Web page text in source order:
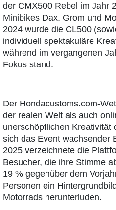
der CMX500 Rebel im Jahr
Minibikes Dax, Grom und
2024 wurde die CL500
individuell spektakuläre
während im vergangenen
Fokus stand.
Der Hondacustoms.com-
der realen Welt als auch
unerschöpflichen Kreativität
sich das Event wachsender
2025 verzeichnete die
Besucher, die ihre Stimme
19 % gegenüber dem
Personen ein
Motorrads herunterluden.